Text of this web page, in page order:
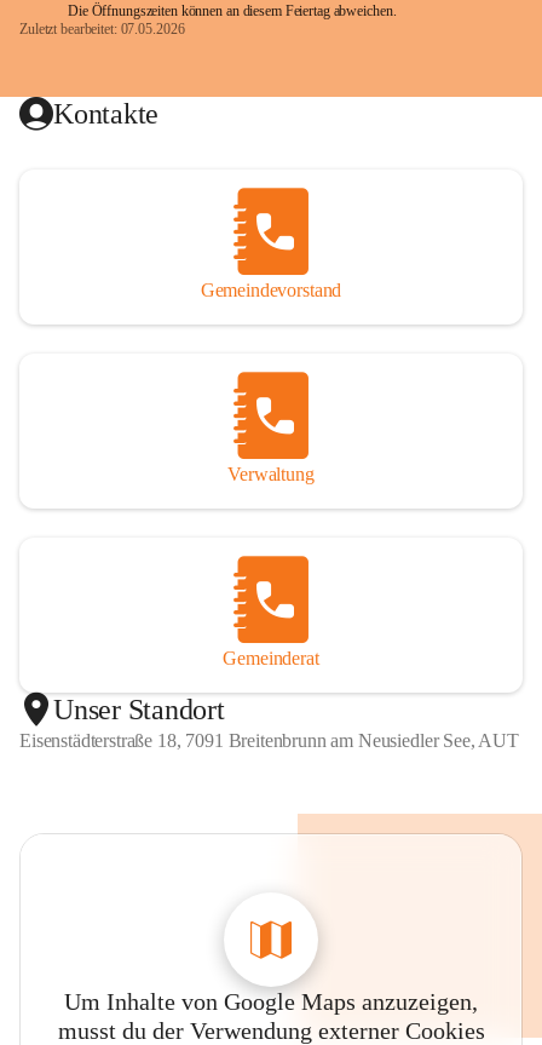
Die Öffnungszeiten können an diesem Feiertag abweichen.
Zuletzt bearbeitet: 07.05.2026
Kontakte
Gemeindevorstand
Verwaltung
Gemeinderat
Unser Standort
Eisenstädterstraße 18, 7091 Breitenbrunn am Neusiedler See, AUT
Um Inhalte von Google Maps anzuzeigen,
musst du der Verwendung externer Cookies